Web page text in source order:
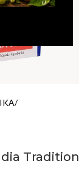
Tradition